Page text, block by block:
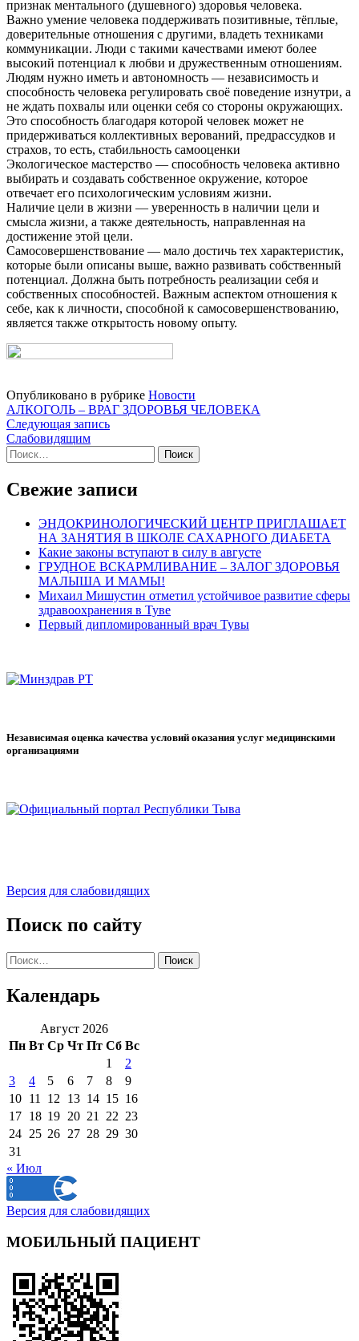
признак ментального (душевного) здоровья человека.
Важно умение человека поддерживать позитивные, тёплые,
доверительные отношения с другими, владеть техниками
коммуникации. Люди с такими качествами имеют более
высокий потенциал к любви и дружественным отношениям.
Людям нужно иметь и автономность — независимость и
способность человека регулировать своё поведение изнутри, а
не ждать похвалы или оценки себя со стороны окружающих.
Это способность благодаря которой человек может не
придерживаться коллективных верований, предрассудков и
страхов, то есть, стабильность самооценки
Экологическое мастерство — способность человека активно
выбирать и создавать собственное окружение, которое
отвечает его психологическим условиям жизни.
Наличие цели в жизни — уверенность в наличии цели и
смысла жизни, а также деятельность, направленная на
достижение этой цели.
Самосовершенствование — мало достичь тех характеристик,
которые были описаны выше, важно развивать собственный
потенциал. Должна быть потребность реализации себя и
собственных способностей. Важным аспектом отношения к
себе, как к личности, способной к самосовершенствованию,
является также открытость новому опыту.
Опубликовано в рубрике Новости
Навигация
по
записям
АЛКОГОЛЬ – ВРАГ ЗДОРОВЬЯ ЧЕЛОВЕКА
Следующая запись
Слабовидящим
Найти:
Свежие записи
ЭНДОКРИНОЛОГИЧЕСКИЙ ЦЕНТР ПРИГЛАШАЕТ
НА ЗАНЯТИЯ В ШКОЛЕ САХАРНОГО ДИАБЕТА
Какие законы вступают в силу в августе
ГРУДНОЕ ВСКАРМЛИВАНИЕ – ЗАЛОГ ЗДОРОВЬЯ
МАЛЫША И МАМЫ!
Михаил Мишустин отметил устойчивое развитие сферы
здравоохранения в Туве
Первый дипломированный врач Тувы
Независимая оценка качества условий оказания услуг медицинскими
организациями
Версия для слабовидящих
Поиск по сайту
Найти:
Календарь
Август 2026
Пн Вт Ср Чт Пт Сб Вс
1
2
3
4 5 6 7 8
9
10 11 12 13 14 15 16
17 18 19 20 21 22 23
24 25 26 27 28 29 30
31
« Июл
Версия для слабовидящих
МОБИЛЬНЫЙ ПАЦИЕНТ